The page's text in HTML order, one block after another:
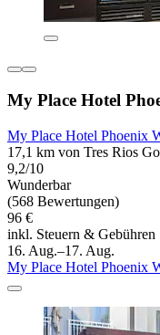
My Place Hotel
My Place Hotel Phoenix
17,1 km von Tres Rios
9,2/10
Wunderbar
(568 Bewertungen)
96 €
inkl. Steuern & Gebühren
16. Aug.–17. Aug.
My Place Hotel Phoenix